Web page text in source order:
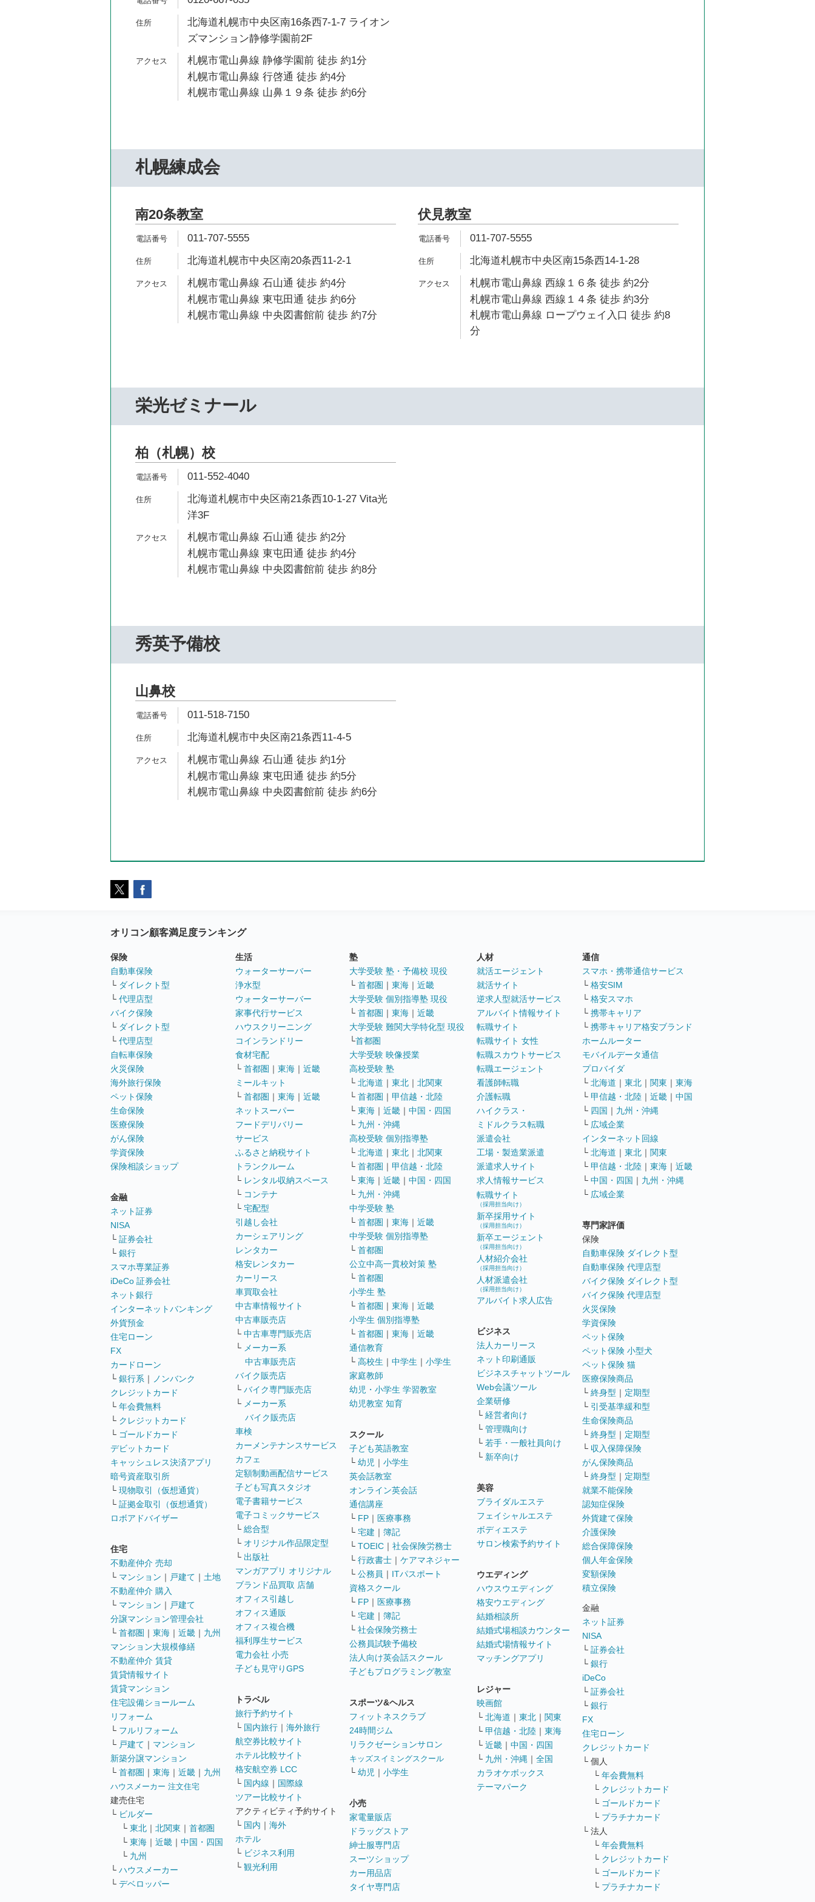
北海道札幌市中央区南16条西7-1-7 ライオン
ズマンション静修学園前2F
札幌市電山鼻線 静修学園前 徒歩 約1分
札幌市電山鼻線 行啓通 徒歩 約4分
札幌市電山鼻線 山鼻１９条 徒歩 約6分
札幌練成会
南20条教室
011-707-5555
北海道札幌市中央区南20条西11-2-1
札幌市電山鼻線 石山通 徒歩 約4分
札幌市電山鼻線 東屯田通 徒歩 約6分
札幌市電山鼻線 中央図書館前 徒歩 約7分
伏見教室
011-707-5555
北海道札幌市中央区南15条西14-1-28
札幌市電山鼻線 西線１６条 徒歩 約2分
札幌市電山鼻線 西線１４条 徒歩 約3分
札幌市電山鼻線 ロープウェイ入口 徒歩 約8
分
栄光ゼミナール
柏（札幌）校
011-552-4040
北海道札幌市中央区南21条西10-1-27 Vita光
洋3F
札幌市電山鼻線 石山通 徒歩 約2分
札幌市電山鼻線 東屯田通 徒歩 約4分
札幌市電山鼻線 中央図書館前 徒歩 約8分
秀英予備校
山鼻校
011-518-7150
北海道札幌市中央区南21条西11-4-5
札幌市電山鼻線 石山通 徒歩 約1分
札幌市電山鼻線 東屯田通 徒歩 約5分
札幌市電山鼻線 中央図書館前 徒歩 約6分
オリコン顧客満足度ランキング
保険
自動車保険
└ ダイレクト型
└ 代理店型
バイク保険
└ ダイレクト型
└ 代理店型
自転車保険
火災保険
海外旅行保険
ペット保険
生命保険
医療保険
がん保険
学資保険
保険相談ショップ
金融
ネット証券
NISA
└ 証券会社
└ 銀行
スマホ専業証券
iDeCo 証券会社
ネット銀行
インターネットバンキング
外貨預金
住宅ローン
FX
カードローン
└ 銀行系 ｜
ノンバンク
クレジットカード
└ 年会費無料
└ クレジットカード
└ ゴールドカード
デビットカード
キャッシュレス決済アプリ
暗号資産取引所
└ 現物取引（仮想通貨）
└ 証拠金取引（仮想通貨）
ロボアドバイザー
住宅
不動産仲介 売却
└ マンション ｜ 戸建て ｜ 土地
不動産仲介 購入
└ マンション ｜ 戸建て
分譲マンション管理会社
└ 首都圏 ｜ 東海 ｜ 近畿 ｜ 九州
マンション大規模修繕
不動産仲介 賃貸
賃貸情報サイト
賃貸マンション
住宅設備ショールーム
リフォーム
└ フルリフォーム
└ 戸建て ｜ マンション
新築分譲マンション
└ 首都圏 ｜ 東海 ｜ 近畿 ｜ 九州
ハウスメーカー 注文住宅
建売住宅
└ ビルダー
└ 東北 ｜ 北関東 ｜ 首都圏
└ 東海 ｜ 近畿 ｜ 中国・四国
└ 九州
└ ハウスメーカー
└ デベロッパー
生活
ウォーターサーバー
浄水型
ウォーターサーバー
家事代行サービス
ハウスクリーニング
コインランドリー
食材宅配
└ 首都圏 ｜ 東海 ｜ 近畿
ミールキット
└ 首都圏 ｜ 東海 ｜ 近畿
ネットスーパー
フードデリバリー
サービス
ふるさと納税サイト
トランクルーム
└ レンタル収納スペース
└ コンテナ
└ 宅配型
引越し会社
カーシェアリング
レンタカー
格安レンタカー
カーリース
車買取会社
中古車情報サイト
中古車販売店
└ 中古車専門販売店
└ メーカー系
中古車販売店
バイク販売店
└ バイク専門販売店
└ メーカー系
バイク販売店
車検
カーメンテナンスサービス
カフェ
定額制動画配信サービス
子ども写真スタジオ
電子書籍サービス
電子コミックサービス
└ 総合型
└ オリジナル作品限定型
└ 出版社
マンガアプリ オリジナル
ブランド品買取 店舗
オフィス引越し
オフィス通販
オフィス複合機
福利厚生サービス
電力会社 小売
子ども見守りGPS
トラベル
旅行予約サイト
└ 国内旅行 ｜ 海外旅行
航空券比較サイト
ホテル比較サイト
格安航空券 LCC
└ 国内線 ｜ 国際線
ツアー比較サイト
アクティビティ予約サイト
└ 国内 ｜ 海外
ホテル
└ ビジネス利用
└ 観光利用
塾
大学受験 塾・予備校 現役
└ 首都圏 ｜ 東海 ｜ 近畿
大学受験 個別指導塾 現役
└ 首都圏 ｜ 東海 ｜ 近畿
大学受験 難関大学特化型 現役
└首都圏
大学受験 映像授業
高校受験 塾
└ 北海道 ｜ 東北 ｜ 北関東
└ 首都圏 ｜ 甲信越・北陸
└ 東海 ｜ 近畿 ｜ 中国・四国
└ 九州・沖縄
高校受験 個別指導塾
└ 北海道 ｜ 東北 ｜ 北関東
└ 首都圏 ｜ 甲信越・北陸
└ 東海 ｜ 近畿 ｜ 中国・四国
└ 九州・沖縄
中学受験 塾
└ 首都圏 ｜ 東海 ｜ 近畿
中学受験 個別指導塾
└ 首都圏
公立中高一貫校対策 塾
└ 首都圏
小学生 塾
└ 首都圏 ｜ 東海 ｜ 近畿
小学生 個別指導塾
└ 首都圏 ｜ 東海 ｜ 近畿
通信教育
└ 高校生 ｜ 中学生 ｜ 小学生
家庭教師
幼児・小学生 学習教室
幼児教室 知育
スクール
子ども英語教室
└ 幼児 ｜ 小学生
英会話教室
オンライン英会話
通信講座
└ FP ｜ 医療事務
└ 宅建 ｜ 簿記
└ TOEIC ｜ 社会保険労務士
└ 行政書士 ｜ ケアマネジャー
└ 公務員 ｜ ITパスポート
資格スクール
└ FP ｜ 医療事務
└ 宅建 ｜ 簿記
└ 社会保険労務士
公務員試験予備校
法人向け英会話スクール
子どもプログラミング教室
スポーツ&ヘルス
フィットネスクラブ
24時間ジム
リラクゼーションサロン
キッズスイミングスクール
└ 幼児 ｜ 小学生
小売
家電量販店
ドラッグストア
紳士服専門店
スーツショップ
カー用品店
タイヤ専門店
人材
就活エージェント
就活サイト
逆求人型就活サービス
アルバイト情報サイト
転職サイト
転職サイト 女性
転職スカウトサービス
転職エージェント
看護師転職
介護転職
ハイクラス・
ミドルクラス転職
派遣会社
工場・製造業派遣
派遣求人サイト
求人情報サービス
転職サイト
（採用担当向け）
新卒採用サイト
（採用担当向け）
新卒エージェント
（採用担当向け）
人材紹介会社
（採用担当向け）
人材派遣会社
（採用担当向け）
アルバイト求人広告
ビジネス
法人カーリース
ネット印刷通販
ビジネスチャットツール
Web会議ツール
企業研修
└ 経営者向け
└ 管理職向け
└ 若手・一般社員向け
└ 新卒向け
美容
ブライダルエステ
フェイシャルエステ
ボディエステ
サロン検索予約サイト
ウエディング
ハウスウエディング
格安ウエディング
結婚相談所
結婚式場相談カウンター
結婚式場情報サイト
マッチングアプリ
レジャー
映画館
└ 北海道 ｜ 東北 ｜ 関東
└ 甲信越・北陸 ｜ 東海
└ 近畿 ｜ 中国・四国
└ 九州・沖縄 ｜ 全国
カラオケボックス
テーマパーク
通信
スマホ・携帯通信サービス
└ 格安SIM
└ 格安スマホ
└ 携帯キャリア
└ 携帯キャリア格安ブランド
ホームルーター
モバイルデータ通信
プロバイダ
└ 北海道 ｜ 東北 ｜ 関東 ｜ 東海
└ 甲信越・北陸 ｜ 近畿 ｜ 中国
└ 四国 ｜ 九州・沖縄
└ 広域企業
インターネット回線
└ 北海道 ｜ 東北 ｜ 関東
└ 甲信越・北陸 ｜ 東海 ｜ 近畿
└ 中国・四国 ｜ 九州・沖縄
└ 広域企業
専門家評価
保険
自動車保険 ダイレクト型
自動車保険 代理店型
バイク保険 ダイレクト型
バイク保険 代理店型
火災保険
学資保険
ペット保険
ペット保険 小型犬
ペット保険 猫
医療保険商品
└ 終身型 ｜ 定期型
└ 引受基準緩和型
生命保険商品
└ 終身型 ｜ 定期型
└ 収入保障保険
がん保険商品
└ 終身型 ｜ 定期型
就業不能保険
認知症保険
外貨建て保険
介護保険
総合保障保険
個人年金保険
変額保険
積立保険
金融
ネット証券
NISA
└ 証券会社
└ 銀行
iDeCo
└ 証券会社
└ 銀行
FX
住宅ローン
クレジットカード
└ 個人
└ 年会費無料
└ クレジットカード
└ ゴールドカード
└ プラチナカード
└ 法人
└ 年会費無料
└ クレジットカード
└ ゴールドカード
└ プラチナカード